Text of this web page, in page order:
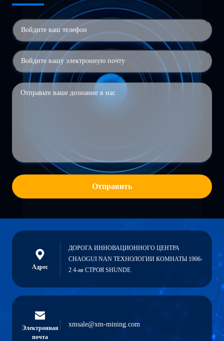
Отправить
Адрес
ДОРОГА ИННОВАЦИОННОГО ЦЕНТРА
CHAOGUI NAN ТЕХНОЛОГИИ КОМНАТЫ 1906-
2 4-ая СТРОЯ SHUNDE
Электронная
почта
xmsale@xm-mining.com